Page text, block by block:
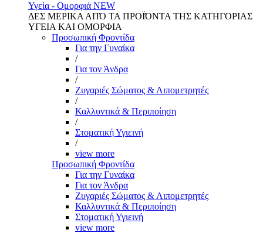
Υγεία - Ομορφιά NEW
ΔΕΣ ΜΕΡΙΚΑ ΑΠΌ ΤΑ ΠΡΟΪΌΝΤΑ ΤΗΣ ΚΑΤΗΓΟΡΙΑΣ
ΥΓΕΙΑ ΚΑΙ ΟΜΟΡΦΙΑ
Προσωπική Φροντίδα
Για την Γυναίκα
/
Για τον Άνδρα
/
Ζυγαριές Σώματος & Λιπομετρητές
/
Καλλυντικά & Περιποίηση
/
Στοματική Υγιεινή
/
view more
Προσωπική Φροντίδα
Για την Γυναίκα
Για τον Άνδρα
Ζυγαριές Σώματος & Λιπομετρητές
Καλλυντικά & Περιποίηση
Στοματική Υγιεινή
view more